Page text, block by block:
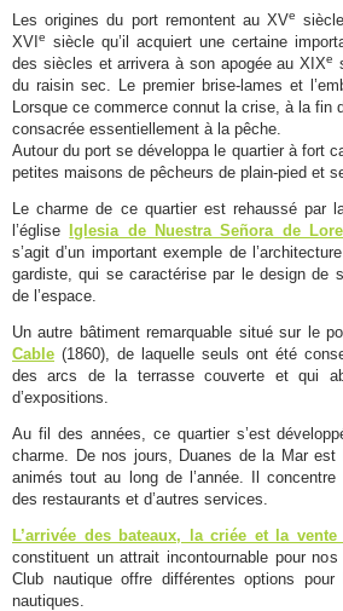
historique
de
Xàbia
Le
Port
de
Xàbia,
quartier
de
Duanes
de
la
Mar
Arenal
Belvédères
Espaces
Protégés
GastroXàbia
Les origines du port remontent au XVe
XVI e
siècle qu’il acquiert une certaine
des siècles et arrivera à son apogée au XIXe
du raisin sec. Le premier brise-lames et
Lorsque ce commerce connut la crise, à la fin
consacrée essentiellement à la pêche.
Autour du port se développa le quartier à fort
petites maisons de pêcheurs de plain-pied et
Le charme de ce quartier est rehaussé par
l’église
Iglesia de Nuestra Señora de
s’agit d’un important exemple de
gardiste, qui se caractérise par le design de
de l’espace.
Un autre bâtiment remarquable situé sur le
Cable (1860), de laquelle seuls ont été
des arcs de la terrasse couverte et qui
d’expositions.
Au fil des années, ce quartier s’est
charme. De nos jours, Duanes de la Mar est
animés tout au long de l’année. Il concentre
des restaurants et d’autres services.
L’arrivée des bateaux, la criée et la
constituent un attrait incontournable pour
Club nautique offre différentes options
nautiques.